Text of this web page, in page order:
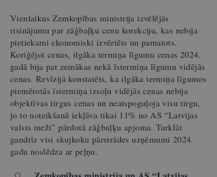
Vienlaikus Zemkopības ministrija izvēlējās
risinājumu par zāģbaļķu cenu korekciju, kas nebija
pietiekami ekonomiski izvērtēts un pamatots.
Koriģējot cenas, ilgāka termiņa līgumu cenas 2024.
gadā bija pat zemākas nekā īstermiņa līgumu vidējās
cenas. Revīzijā konstatēts, ka ilgāka termiņa līgumos
piemērotās īstermiņa izsoļu vidējās cenas nebija
objektīvas tirgus cenas un neatspoguļoja visu tirgu,
jo to noteikšanā iekļāva tikai 11% no AS “Latvijas
valsts meži” pārdotā zāģbaļķu apjoma. Turklāt
gandrīz visi skujkoku pārstrādes uzņēmumi 2024.
gadu noslēdza ar peļņu.